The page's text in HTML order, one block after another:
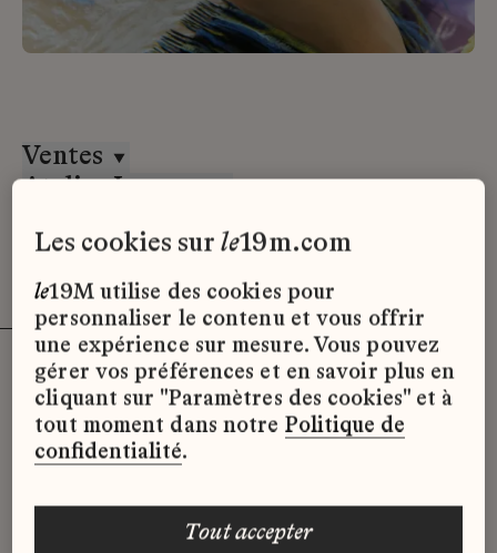
Ventes
Atelier Lognon
Désolé, il semble qu’il n’y ait pas
d’offres d’emploi disponibles pour le
moment.
les cookies surle19m.com
le19M utilise des cookies pour
personnaliser le contenu et vous offrir
une expérience sur mesure. Vous pouvez
gérer vos préférences et en savoir plus en
cliquant sur "Paramètres des cookies" et à
tout moment dans notre Politique de
confidentialité.
tout accepter